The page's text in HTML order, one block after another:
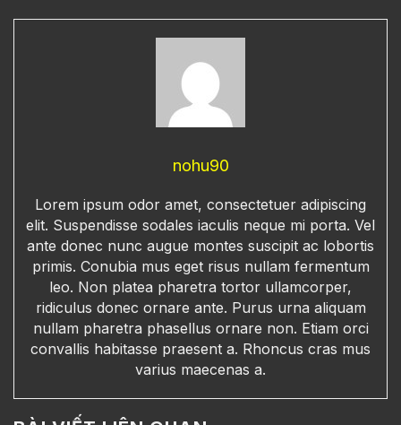
nohu90
Lorem ipsum odor amet, consectetuer adipiscing
elit. Suspendisse sodales iaculis neque mi porta. Vel
ante donec nunc augue montes suscipit ac lobortis
primis. Conubia mus eget risus nullam fermentum
leo. Non platea pharetra tortor ullamcorper,
ridiculus donec ornare ante. Purus urna aliquam
nullam pharetra phasellus ornare non. Etiam orci
convallis habitasse praesent a. Rhoncus cras mus
varius maecenas a.